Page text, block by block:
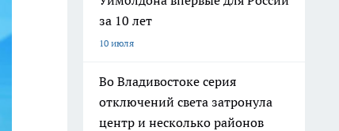
за 10 лет
10 июля
Во Владивостоке серия
отключений света затронула
центр и несколько районов